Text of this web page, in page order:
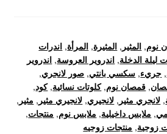
نوم, المثير , المثيرة, المرأة, اندرات
ليلة الدخلة, اندروير العروسة, اندروير
, جريء, سكسي بانتي, صور لانجري,
, قمصان نوم,كلوتات نسائية,كود,
, لانجري مثير , لانجيري, لانجيري مثير , مثير ,
, ملابس داخيلية, ملابس نوم, منتجات,
زوجية, منتجات زوجيه